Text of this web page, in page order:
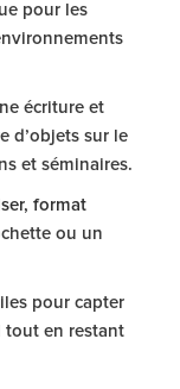
pour les
écriture et
d’objets sur le
et séminaires.
format
ou un
pour capter
tout en restant